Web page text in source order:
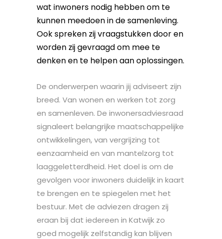
wat inwoners nodig hebben om te
kunnen meedoen in de samenleving.
Ook spreken zij vraagstukken door en
worden zij gevraagd om mee te
denken en te helpen aan oplossingen.
De onderwerpen waarin jij adviseert zijn
breed. Van wonen en werken tot zorg
en samenleven. De inwonersadviesraad
signaleert belangrijke maatschappelijke
ontwikkelingen, van vergrijzing tot
eenzaamheid en van mantelzorg tot
laaggeletterdheid. Het doel is om de
gevolgen voor inwoners duidelijk in kaart
te brengen en te spiegelen met het
bestuur. Met de adviezen dragen zij
eraan bij dat iedereen in Katwijk zo
goed mogelijk zelfstandig kan blijven